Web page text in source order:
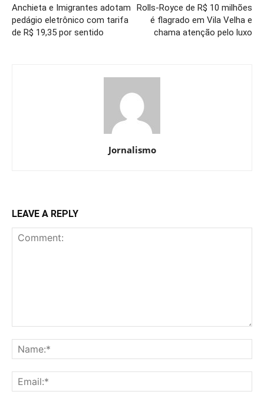
Anchieta e Imigrantes adotam
pedágio eletrônico com tarifa
de R$ 19,35 por sentido
Rolls-Royce de R$ 10 milhões
é flagrado em Vila Velha e
chama atenção pelo luxo
Jornalismo
LEAVE A REPLY